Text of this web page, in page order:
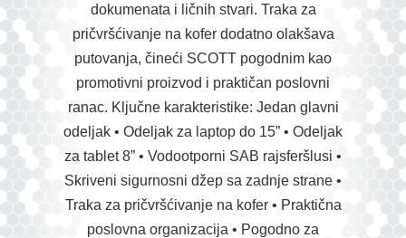
dokumenata i ličnih stvari. Traka za
pričvršćivanje na kofer dodatno olakšava
putovanja, čineći SCOTT pogodnim kao
promotivni proizvod i praktičan poslovni
ranac. Ključne karakteristike: Jedan glavni
odeljak • Odeljak za laptop do 15” • Odeljak
za tablet 8” • Vodootporni SAB rajsferšlusi •
Skriveni sigurnosni džep sa zadnje strane •
Traka za pričvršćivanje na kofer • Praktična
poslovna organizacija • Pogodno za